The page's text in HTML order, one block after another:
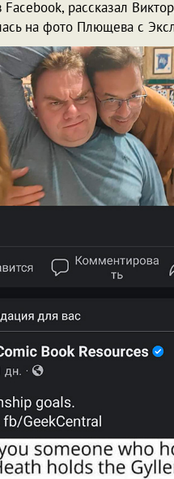
Facebook, рассказал
на фото Плющева с